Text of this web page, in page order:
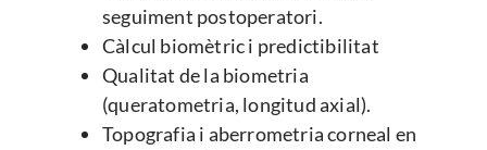
seguiment postoperatori.
Càlcul biomètric i predictibilitat
Qualitat de la biometria
(queratometria, longitud axial).
Topografia i aberrometria corneal en